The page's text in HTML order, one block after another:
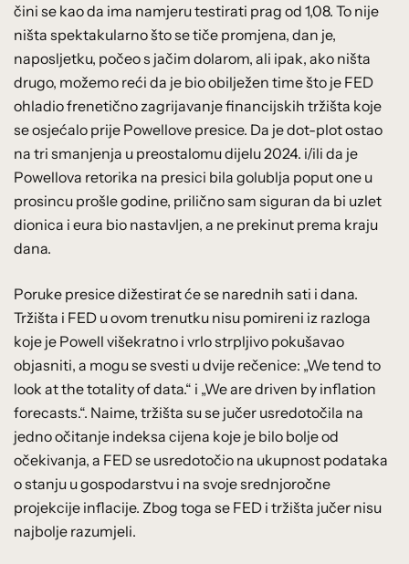
čini se kao da ima namjeru testirati prag od 1,08. To nije
ništa spektakularno što se tiče promjena, dan je,
naposljetku, počeo s jačim dolarom, ali ipak, ako ništa
drugo, možemo reći da je bio obilježen time što je FED
ohladio frenetično zagrijavanje financijskih tržišta koje
se osjećalo prije Powellove presice. Da je dot-plot ostao
na tri smanjenja u preostalomu dijelu 2024. i/ili da je
Powellova retorika na presici bila golublja poput one u
prosincu prošle godine, prilično sam siguran da bi uzlet
dionica i eura bio nastavljen, a ne prekinut prema kraju
dana.
Poruke presice dižestirat će se narednih sati i dana.
Tržišta i FED u ovom trenutku nisu pomireni iz razloga
koje je Powell višekratno i vrlo strpljivo pokušavao
objasniti, a mogu se svesti u dvije rečenice: „We tend to
look at the totality of data.“ i „We are driven by inflation
forecasts.“. Naime, tržišta su se jučer usredotočila na
jedno očitanje indeksa cijena koje je bilo bolje od
očekivanja, a FED se usredotočio na ukupnost podataka
o stanju u gospodarstvu i na svoje srednjoročne
projekcije inflacije. Zbog toga se FED i tržišta jučer nisu
najbolje razumjeli.